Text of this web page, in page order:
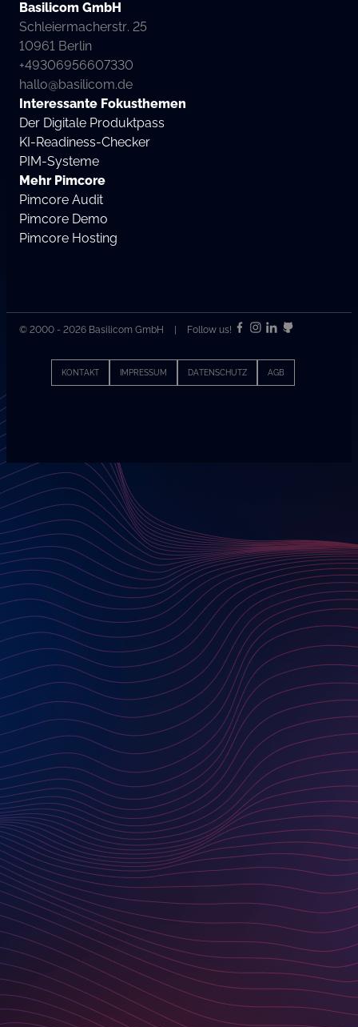
Basilicom GmbH
Schleiermacherstr. 25
10961 Berlin
+49306956607330
hallo@basilicom.de
Interessante Fokusthemen
Der Digitale Produktpass
KI-Readiness-Checker
PIM-Systeme
Mehr Pimcore
Pimcore Audit
Pimcore Demo
Pimcore Hosting
© 2000 - 2026 Basilicom GmbH Follow us!
KONTAKT IMPRESSUM DATENSCHUTZ AGB